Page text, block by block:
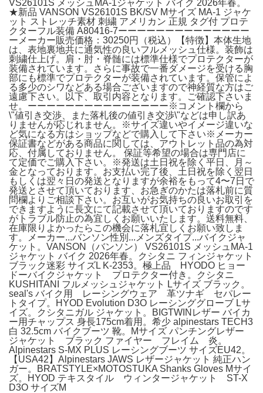
VS26101S メッシュMA-1ジャケット バイク 2026年春。
★新品 VANSON VS26101S BK/SV Mサイズ MA-1 ジャケ
ット ストレッチ素材 刺繍 アメリカン 正規 タグ付 プロテ
クターフル装備 A80416-7ーーーーーーーーーーーーーー
ーメーカー販売価格：30250円（税込）【特徴】本体生地
は、表地裏地共に通気性の良いフルメッシュ仕様。装飾は
刺繍仕上げ。肩・肘・脊髄には標準仕様でプロテクターが
装備されています。さらに事故で一番ダメージを受ける胸
部にも標準でプロテクターが装備されています。保管によ
る多少のシワなどある場合ございますので神経質な方はご
遠慮下さい。以下、取引内容となります。ご確認下さいま
せ。ーーーーーーーーーーーーーーー※コメント欄から
\"値引き交渉、また落札後の値引き交渉\"などは申し訳あ
りませんが応じれません。※サイズ違いやイメージ違いな
ど気になる方はショップなどで購入して下さい※メーカー
保証書などがある商品に関しては、アウトレット品の為対
応、付属しておりません。 保証等希望の場合は専門店に
て定価でご購入下さい。※発送は土日祝を除く平日、月～
金となっております。お支払い完了後、土日祝を除く翌日
もしくは翌々日の発送となりますが余裕をもって4〜7日で
発送とさせて頂いております、お急ぎのかたは落札前に質
問欄よりご相談下さい。お互いがお気持ちの良いお取引を
できますように長文にて記載させて頂いておりますのです
がトラブル防止の為宜しくお願いいたします。送料無料、
在庫限りよかったらこの機会に落札宜しくお願い致しま
す。メーカー...バンソン性別...メンズタイプ...バイクジャ
ケット。VANSON（バンソン） VS26101S メッシュMA-1
ジャケット バイク 2026年春。クシタニ フィンジャケット
ブラック迷彩 サイズL K-2353。極上品 HYODO ヒョー
ドーバイクジャケット プロテクター付き。クシタニ
KUSHITANI フルメッシュジャケット Lサイズ ブラック。
seal's バイク用 レーシングウェア 革ツナギ セパレー
トタイプ。HYOD Evolution D3O レーシンググローブ Lサ
イズ。クシタニガル ジャケット。BIGTWINレザー バイカ
ー用チャップス 身長175cm着用。希少 alpinestars TECH3
白 32.5cm バイクブーツ 靴。Mサイズ パンチングレザー
ジャケット ブラック ファイヤー フレイム 炎。
Alpinestars S-MX PLUS レーシングブーツ サイズEU42。
【USA42】Alpinestars JAWS レザージャケット 純正ハン
ガー。BRATSTYLE×MOTOSTUKA Shanks Gloves Mサイ
ズ。HYOD テキスタイル ウィンタージャケット ST-X
D3O サイズM